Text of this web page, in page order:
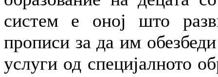
систем е оној што
прописи за да им
услуги од специјалното